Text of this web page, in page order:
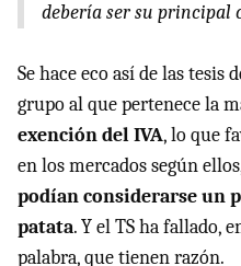
debería ser su principal
Se hace eco así de las
grupo al que pertenece la
exención del IVA, lo que
en los mercados según
podían considerarse un
patata. Y el TS ha fallado,
palabra, que tienen razón.